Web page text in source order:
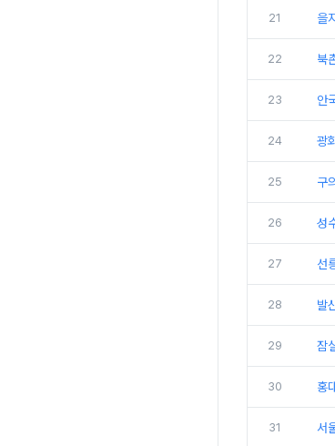
21 을
22 북
23 안
24 광
25 구
26 성
27 선
28 발
29 잠
30 홍
31 서